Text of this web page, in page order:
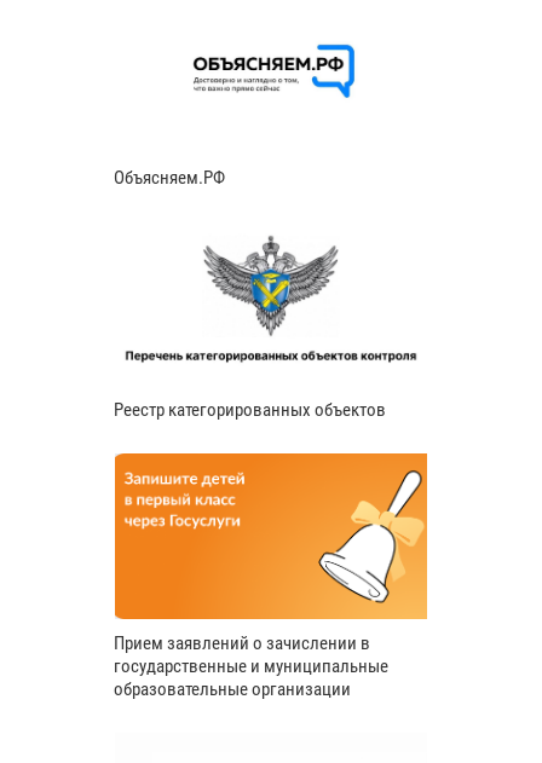
Объясняем.РФ
Реестр категорированных объектов
Прием заявлений о зачислении в
государственные и муниципальные
образовательные организации